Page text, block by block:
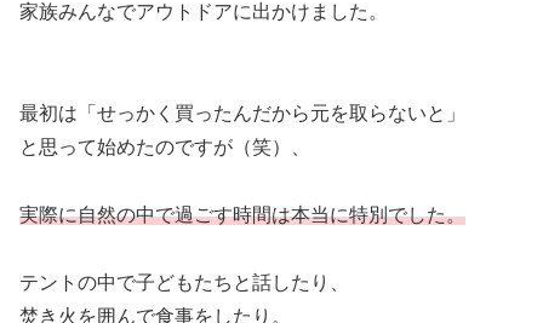
家族みんなでアウトドアに出かけました。
最初は「せっかく買ったんだから元を取らないと」
と思って始めたのですが（笑）、
実際に自然の中で過ごす時間は本当に特別でした。
テントの中で子どもたちと話したり、
焚き火を囲んで食事をしたり。